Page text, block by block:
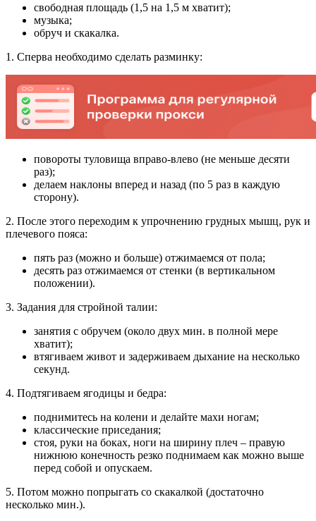
свободная площадь (1,5 на 1,5 м хватит);
музыка;
обруч и скакалка.
1. Сперва необходимо сделать разминку:
повороты туловища вправо-влево (не меньше десяти
раз);
делаем наклоны вперед и назад (по 5 раз в каждую
сторону).
2. После этого переходим к упрочнению грудных мышц, рук и
плечевого пояса:
пять раз (можно и больше) отжимаемся от пола;
десять раз отжимаемся от стенки (в вертикальном
положении).
3. Задания для стройной талии:
занятия с обручем (около двух мин. в полной мере
хватит);
втягиваем живот и задерживаем дыхание на несколько
секунд.
4. Подтягиваем ягодицы и бедра:
поднимитесь на колени и делайте махи ногам;
классические приседания;
стоя, руки на боках, ноги на ширину плеч – правую
нижнюю конечность резко поднимаем как можно выше
перед собой и опускаем.
5. Потом можно попрыгать со скакалкой (достаточно
несколько мин.).